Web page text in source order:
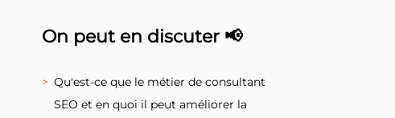
On peut en discuter 📢
Qu'est-ce que le métier de consultant
SEO et en quoi il peut améliorer la